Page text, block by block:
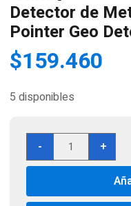
Detector de
Pointer Geo
$159.460
5 disponibles
-
Detector
Metales
Pro
+